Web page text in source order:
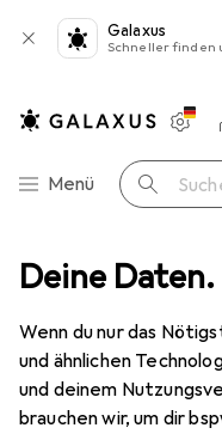
Deine
Wenn du nur das
und ähnlichen
und deinem
brauchen wir, um dir
Galaxus
Schneller finden
Navigation nach
Menü Suche
Velosattel
EUR
59,–